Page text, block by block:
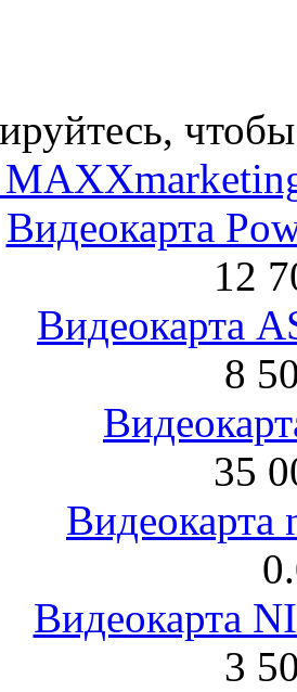
Видеокарта
12
Видеокарта
8
35
Видеокарта
Видеокарта
3